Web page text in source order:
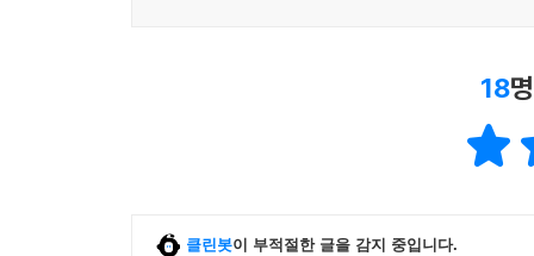
18
클린봇이 부적절한 글을 감지 중입니다.